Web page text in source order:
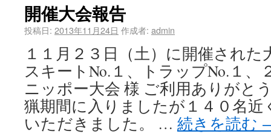
開催大会報告
投稿日: 2013年11月24日 作成者: admin
１１月２３日（土）に開催され
スキートNo.１、トラップNo.
ニッポー大会 様 ご利用ありがと
猟期間に入りましたが１４０名
いただきました。 … 続きを読む